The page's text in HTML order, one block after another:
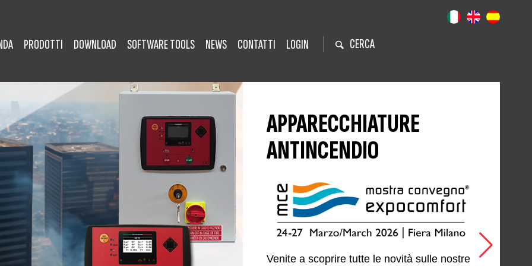
PRODOTTI DOWNLOAD SOFTWARE TOOLS NEWS CONTATTI LOGIN CERCA
APPARECCHIATURE
ANTINCENDIO
Venite a scoprire tutte le novità sulle nostre